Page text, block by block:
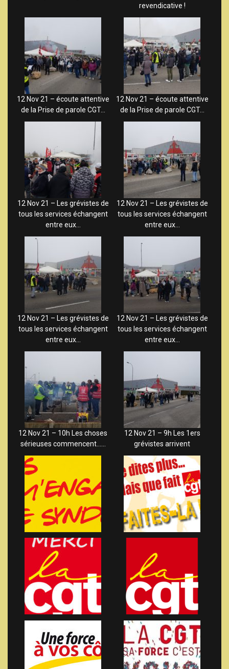
revendicative !
12 Nov 21 – écoute attentive
de la Prise de parole CGT…
12 Nov 21 – écoute attentive
de la Prise de parole CGT…
12 Nov 21 – Les grévistes de
tous les services échangent
entre eux…
12 Nov 21 – Les grévistes de
tous les services échangent
entre eux…
12 Nov 21 – Les grévistes de
tous les services échangent
entre eux…
12 Nov 21 – Les grévistes de
tous les services échangent
entre eux…
12 Nov 21 – 10h Les choses
sérieuses commencent……
12 Nov 21 – 9h Les 1ers
grévistes arrivent